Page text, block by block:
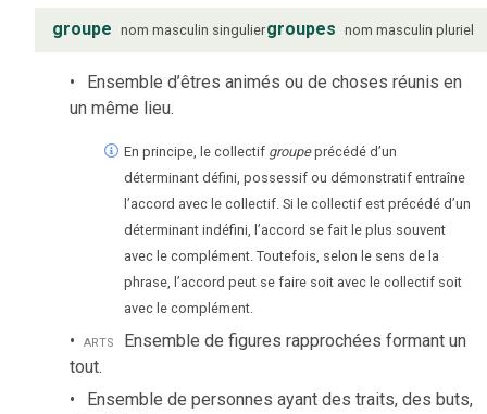
groupe nom masculin singuliergroupes nom masculin pluriel
Ensemble d’êtres animés ou de choses réunis en
un même lieu.
En principe, le collectif groupe précédé d’un
déterminant défini, possessif ou démonstratif entraîne
l’accord avec le collectif. Si le collectif est précédé d’un
déterminant indéfini, l’accord se fait le plus souvent
avec le complément. Toutefois, selon le sens de la
phrase, l’accord peut se faire soit avec le collectif soit
avec le complément.
arts Ensemble de figures rapprochées formant un
tout.
Ensemble de personnes ayant des traits, des buts,